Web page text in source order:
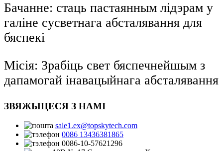
Бачанне: стаць пастаянным лідэрам у
галіне сусветнага абсталявання для
бяспекі
Місія: Зрабіць свет бяспечнейшым з
дапамогай інавацыйнага абсталявання
ЗВЯЖЫЦЕСЯ З НАМІ
sale1.ex@topskytech.com
0086 13436381865
0086-10-57621296